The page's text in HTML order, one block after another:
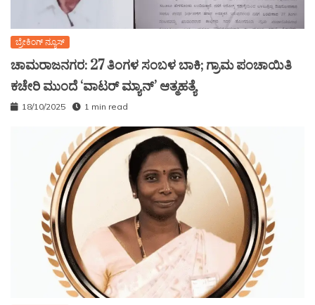
ಬ್ರೇಕಿಂಗ್ ನ್ಯೂಸ್
ಚಾಮರಾಜನಗರ: 27 ತಿಂಗಳ ಸಂಬಳ ಬಾಕಿ; ಗ್ರಾಮ ಪಂಚಾಯಿತಿ
ಕಚೇರಿ ಮುಂದೆ ‘ವಾಟರ್ ಮ್ಯಾನ್’ ಆತ್ಮಹತ್ಯೆ
18/10/2025 1 min read